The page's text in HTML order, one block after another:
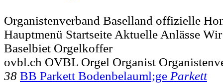
Organistenverband Baselland offizielle
Hauptmenü Startseite Aktuelle Anlässe
Baselbiet Orgelkoffer
ovbl.ch OVBL Orgel Organist
38 BB Parkett Bodenbelauml;ge Parkett